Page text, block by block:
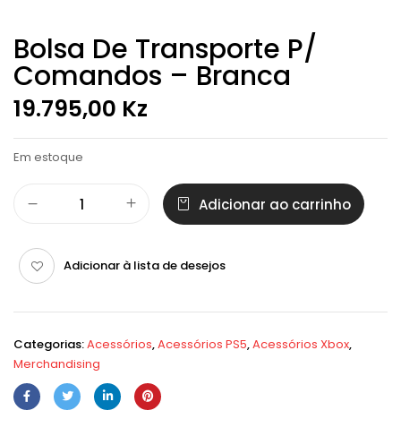
Bolsa De Transporte P/
Comandos – Branca
19.795,00 Kz
Em estoque
Adicionar ao carrinho
Adicionar à lista de desejos
Categorias:Acessórios,Acessórios PS5,Acessórios Xbox,
Merchandising